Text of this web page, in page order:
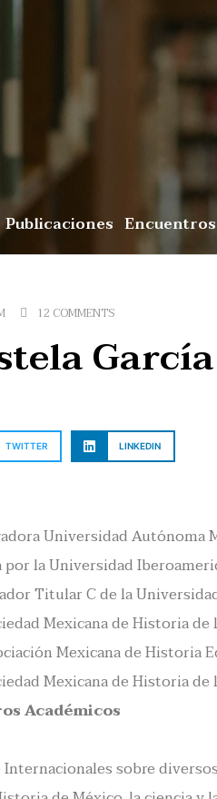
Publicaciones Encuentros
12 COMMENTS
TWITTER LINKEDIN
Universidad Autónoma
la Universidad
Titular C de la
Mexicana de Historia de
Mexicana de Historia
Mexicana de Historia de
Académicos
Internacionales sobre